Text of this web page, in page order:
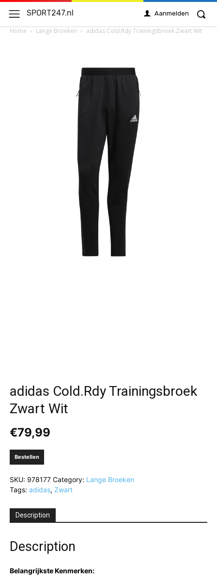
SPORT247.nl Aanmelden
Home Lange Broeken adidas Cold.Rdy Trainingsbroek Zwart Wit
adidas Cold.Rdy Trainingsbroek
Zwart Wit
€79,99
Bestellen
SKU: 978177 Category: Lange Broeken
Tags: adidas, Zwart
Description
Description
Belangrijkste Kenmerken: